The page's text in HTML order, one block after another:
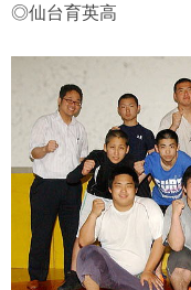
◎仙台育英高